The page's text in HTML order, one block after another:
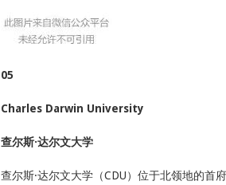
05
Charles Darwin University
查尔斯·达尔文大学
查尔斯·达尔文大学（CDU）位于北领地的首